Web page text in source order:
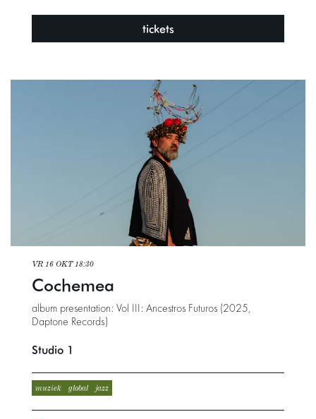
tickets
Cochemea
album presentation: Vol III: Ancestros Futuros (2025,
Daptone Records)
VR 16 OKT18:30
Studio 1
muziek global jazz